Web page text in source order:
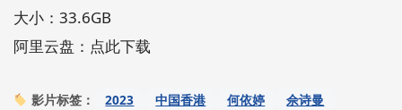
大小：33.6GB
阿里云盘：点此下载
影片标签： 2023 中国香港 何依婷
佘诗曼